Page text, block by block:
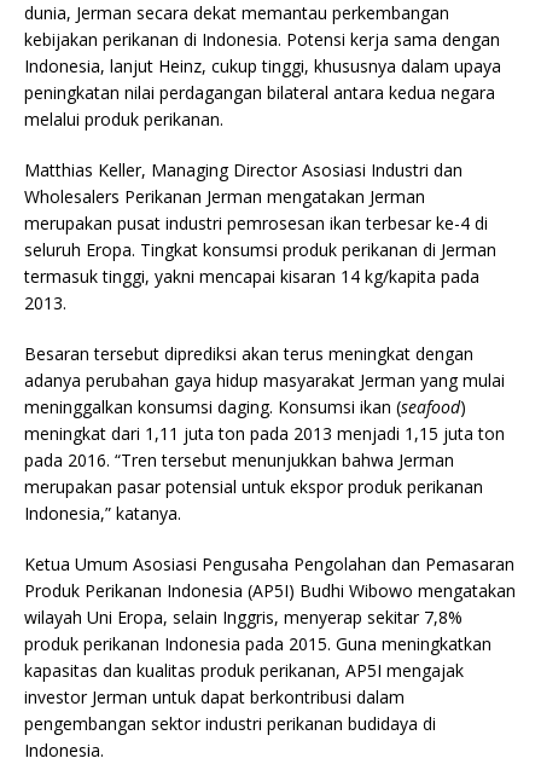
dunia, Jerman secara dekat memantau perkembangan
kebijakan perikanan di Indonesia. Potensi kerja sama dengan
Indonesia, lanjut Heinz, cukup tinggi, khususnya dalam upaya
peningkatan nilai perdagangan bilateral antara kedua negara
melalui produk perikanan.
Matthias Keller, Managing Director Asosiasi Industri dan
Wholesalers Perikanan Jerman mengatakan Jerman
merupakan pusat industri pemrosesan ikan terbesar ke-4 di
seluruh Eropa. Tingkat konsumsi produk perikanan di Jerman
termasuk tinggi, yakni mencapai kisaran 14 kg/kapita pada
2013.
Besaran tersebut diprediksi akan terus meningkat dengan
adanya perubahan gaya hidup masyarakat Jerman yang mulai
meninggalkan konsumsi daging. Konsumsi ikan (seafood)
meningkat dari 1,11 juta ton pada 2013 menjadi 1,15 juta ton
pada 2016. “Tren tersebut menunjukkan bahwa Jerman
merupakan pasar potensial untuk ekspor produk perikanan
Indonesia,” katanya.
Ketua Umum Asosiasi Pengusaha Pengolahan dan Pemasaran
Produk Perikanan Indonesia (AP5I) Budhi Wibowo mengatakan
wilayah Uni Eropa, selain Inggris, menyerap sekitar 7,8%
produk perikanan Indonesia pada 2015. Guna meningkatkan
kapasitas dan kualitas produk perikanan, AP5I mengajak
investor Jerman untuk dapat berkontribusi dalam
pengembangan sektor industri perikanan budidaya di
Indonesia.